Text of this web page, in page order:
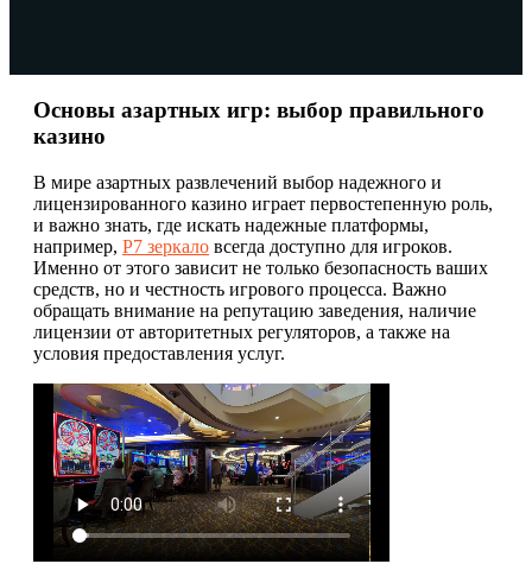
Основы азартных игр: выбор правильного
казино
В мире азартных развлечений выбор надежного и
лицензированного казино играет первостепенную роль,
и важно знать, где искать надежные платформы,
например, Р7 зеркало всегда доступно для игроков.
Именно от этого зависит не только безопасность ваших
средств, но и честность игрового процесса. Важно
обращать внимание на репутацию заведения, наличие
лицензии от авторитетных регуляторов, а также на
условия предоставления услуг.